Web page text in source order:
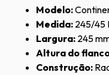
Modelo:
Medida: 245/45
Largura: 245
Altura do
Construção: